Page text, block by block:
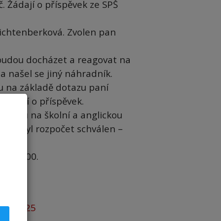
Žádají o příspěvek ze SPŠ
Zvolen pan
docházet a reagovat na
našel se jiný náhradník.
na základě dotazu paní
o příspěvek.
na školní a anglickou
byl rozpočet schválen –
v 18:00.
2025